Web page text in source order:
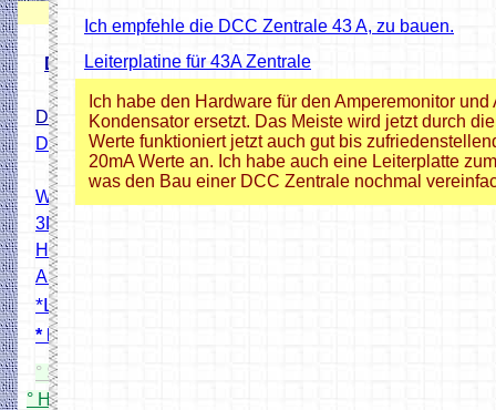
DCC Drehscheibensteper
DCC 4 fach Stepper-Decoder
DCC LED Decoder ESP32
HO Lichtsignale 3D Druck
WS2811 X3 Addapter
3D Modelle Drucken
HO Bahnübergang Projekt
Andreaskreuz Blinkmodul
*Lokscanner
* Bahnschrankendecoder
° Simpel DCC Booster
° HO Signale mit WS2811
Ich empfehle die DCC Zentrale 43 A, zu bauen.
Leiterplatine für 43A Zentrale
Ich habe den Hardware für den Amperemonitor
Kondensator ersetzt. Das Meiste wird jetzt durch
Werte funktioniert jetzt auch gut bis
20mA Werte an. Ich habe auch eine Leiterplatte
was den Bau einer DCC Zentrale nochmal